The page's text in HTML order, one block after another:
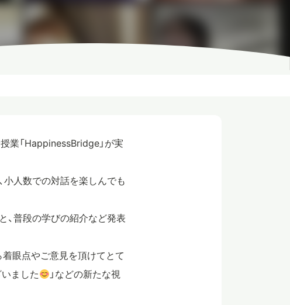
業「HappinessBridge」が実
小人数での対話を楽しんでも
、普段の学びの紹介など発表
眼点やご意見を頂けてとて
ました
」などの新たな視